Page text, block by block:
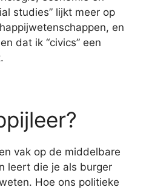
studies” lijkt meer op
en
dat ik “civics” een
vak op de middelbare
leert die je als burger
Hoe ons politieke